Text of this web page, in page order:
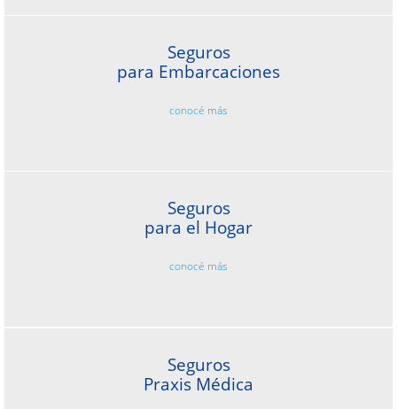
Seguros
para Embarcaciones
conocé más
Seguros
para el Hogar
conocé más
Seguros
Praxis Médica